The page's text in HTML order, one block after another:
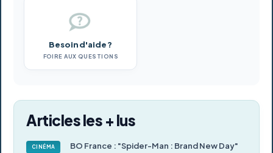
Besoin d'aide ?
FOIRE AUX QUESTIONS
Articles les + lus
CINÉMA
BO France : "Spider-Man : Brand New Day"